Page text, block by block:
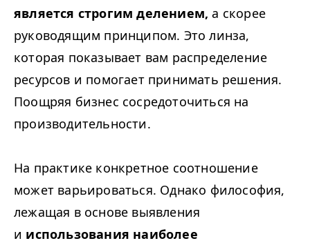
является строгим делением, а скорее
руководящим принципом. Это линза,
которая показывает вам распределение
ресурсов и помогает принимать решения.
Поощряя бизнес сосредоточиться на
производительности.
На практике конкретное соотношение
может варьироваться. Однако философия,
лежащая в основе выявления
и использования наиболее